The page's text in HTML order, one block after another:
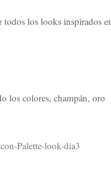
los looks inspirados
los colores, champán, oro